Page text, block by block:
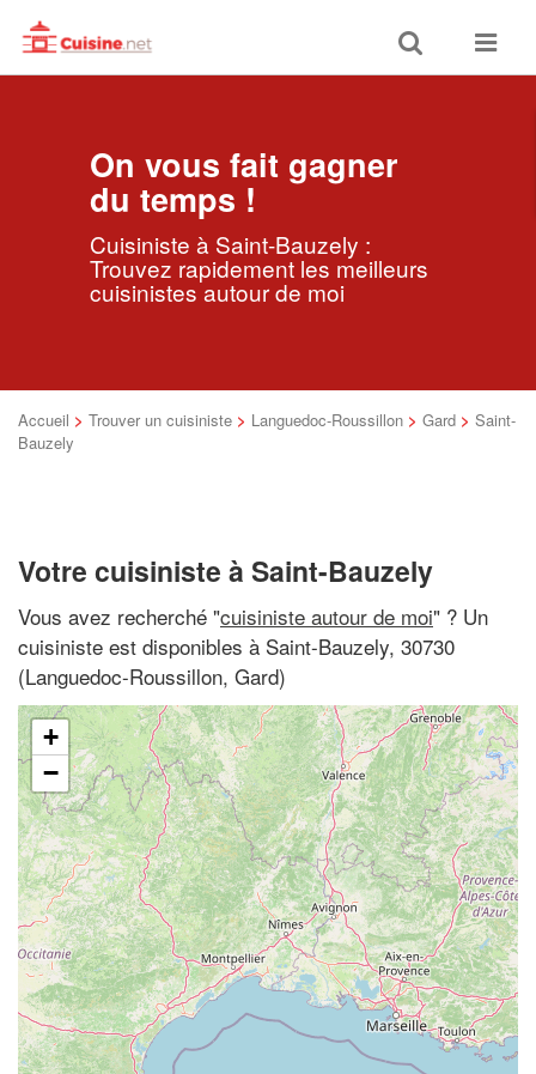
Toggle
search
Toggle
On vous fait gagner
du temps !
Cuisiniste à Saint-Bauzely :
Trouvez rapidement les meilleurs
cuisinistes autour de moi
Accueil > Trouver un cuisiniste > Languedoc-Roussillon > Gard > Saint-
Bauzely
Votre cuisiniste à Saint-Bauzely
Vous avez recherché "cuisiniste autour de moi" ? Un
cuisiniste est disponibles à Saint-Bauzely, 30730
(Languedoc-Roussillon, Gard)
+
−